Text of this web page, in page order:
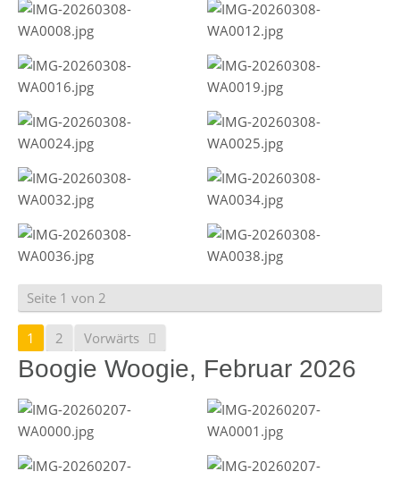
Seite 1 von 2
1 2 Vorwärts
Boogie Woogie, Februar 2026